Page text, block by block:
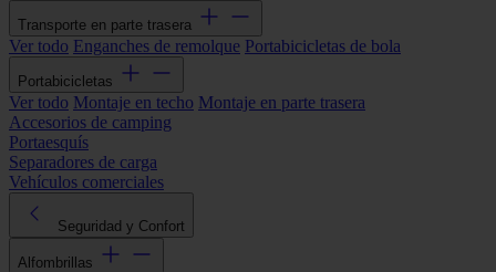
Transporte en parte trasera
Ver todo Enganches de remolque Portabicicletas de bola
Portabicicletas
Ver todo Montaje en techo Montaje en parte trasera
Accesorios de camping
Portaesquís
Separadores de carga
Vehículos comerciales
Seguridad y Confort
Alfombrillas